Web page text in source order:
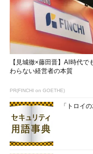
GPU（グラ
フィック
ス・カー
ド）
他社の仮想
環境
ンピュータ
上のソフト
ウェア・エ
ョン
ど
バ
で
仮想環境における3Dの実装方式
RemoteFXと、ソフトウェア・
実際のグラフィックス・カード
フィックス・カードが必要、サ
【見城徹×藤田晋】AI時代で
わらない経営者の本質
PR(FINCHI on GOETHE)
「トロイ